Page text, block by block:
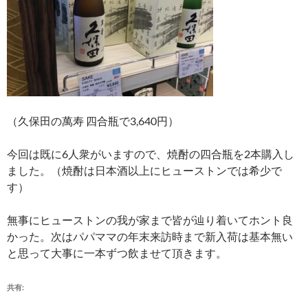
（久保田の萬寿 四合瓶で3,640円）
今回は既に6人衆がいますので、焼酎の四合瓶を2本購入し
ました。（焼酎は日本酒以上にヒューストンでは希少で
す）
無事にヒューストンの我が家まで皆が辿り着いてホント良
かった。次はパパママの年末来訪時まで新入荷は基本無い
と思って大事に一本ずつ飲ませて頂きます。
共有: